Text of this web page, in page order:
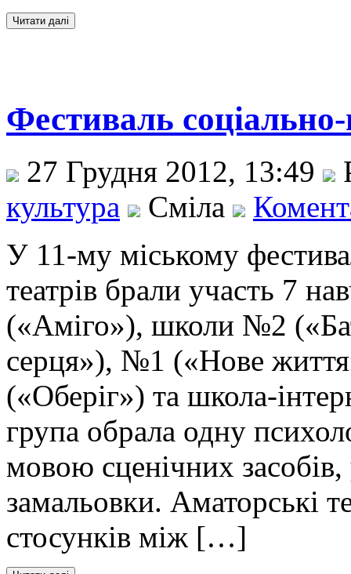
Фестиваль соціально-
27 Грудня 2012, 13:49
культура
Сміла
У 11-му міському
театрів брали участь 7
(«Аміго»), школи №2
серця»), №1 («Нове
(«Оберіг») та школа-
група обрала одну
мовою сценічних засобів,
замальовки. Аматорські
стосунків між […]